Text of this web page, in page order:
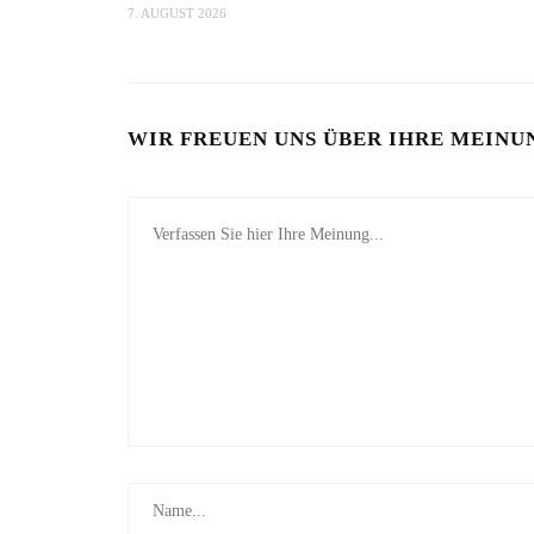
7. AUGUST 2026
WIR FREUEN UNS ÜBER IHRE